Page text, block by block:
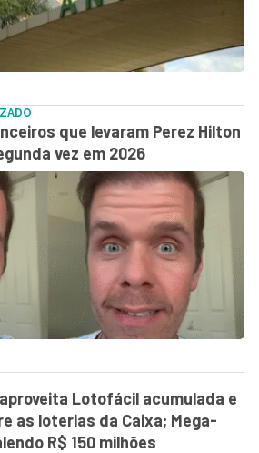
que levaram Perez Hilton
vez em 2026
Lotofácil acumulada e
as loterias da Caixa; Mega-
R$ 150 milhões